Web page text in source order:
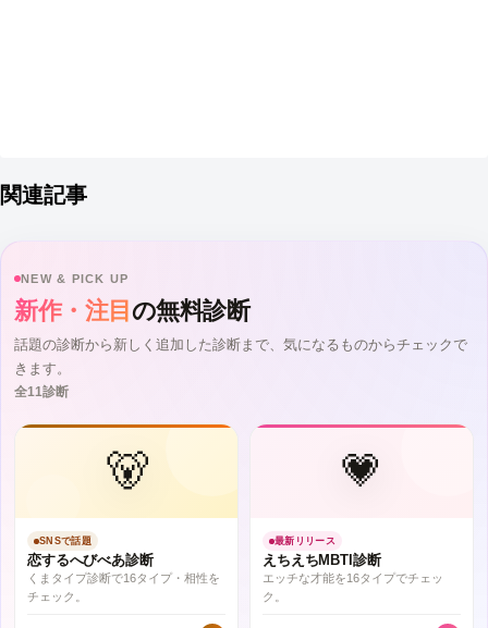
関連記事
NEW & PICK UP
新作・注目 の無料診断
話題の診断から新しく追加した診断まで、気になるものからチェックで
きます。
全11診断
🐻
SNSで話題
恋するへびべあ診断
くまタイプ診断で16タイプ・相性を
チェック。
💗
最新リリース
えちえちMBTI診断
エッチな才能を16タイプでチェッ
ク。